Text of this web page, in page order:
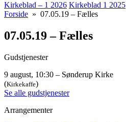
Kirkeblad – 1 2026 Kirkeblad 1 2025
Forside » 07.05.19 – Fælles
07.05.19 – Fælles
Gudstjenester
9 august, 10:30 – Sønderup Kirke
(Kirkekaffe)
Se alle gudstjenester
Arrangementer